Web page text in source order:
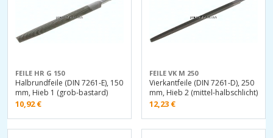
FEILE HR G 150
Halbrundfeile (DIN 7261-E), 150
mm, Hieb 1 (grob-bastard)
10,92€
FEILE VK M 250
Vierkantfeile (DIN 7261-D), 250
mm, Hieb 2 (mittel-halbschlicht)
12,23 €